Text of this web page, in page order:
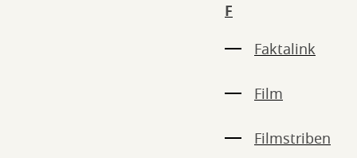
F
Faktalink
Film
Filmstriben